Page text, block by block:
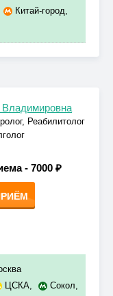
Китай-город,
Реабилитолог
- 7000 ₽
ЦСКА, Сокол,